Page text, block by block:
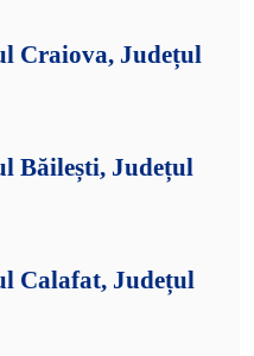
Craiova, Județul
Băilești, Județul
Calafat, Județul